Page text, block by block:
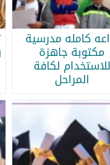
كامله مدرسية
مكتوبة جاهزة
للاستخدام لكافة
المراحل